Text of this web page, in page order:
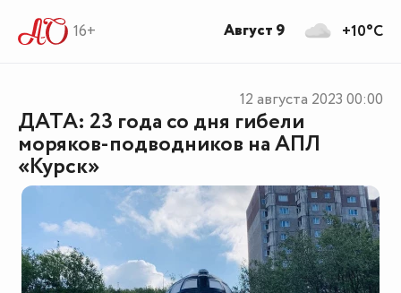
16+
ДАТА: 23 года со дня гибели
моряков-подводников на АПЛ
«Курск»
12 августа 2023 00:00
+10°C
Август 9